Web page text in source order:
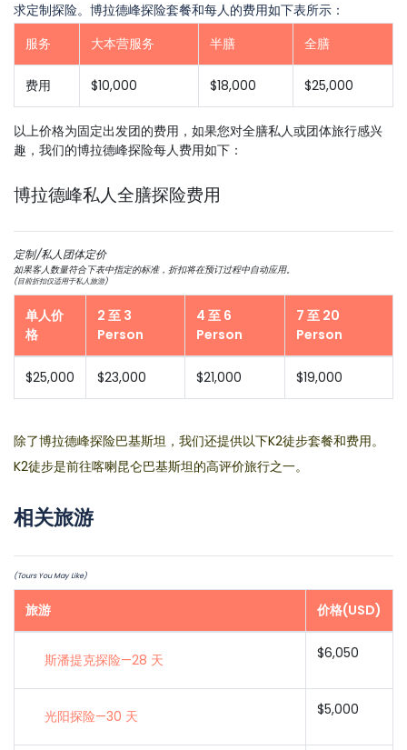
求定制探险。博拉德峰探险套餐和每人的费用如下表所示：
服务
大本营服务 半膳 全膳
费用 $10,000 $18,000 $25,000
以上价格为固定出发团的费用，如果您对全膳私人或团体旅行感兴
趣，我们的博拉德峰探险每人费用如下：
博拉德峰私人全膳探险费用
定制/私人团体定价
如果客人数量符合下表中指定的标准，折扣将在预订过程中自动应用。
(目前折扣仅适用于私人旅游)
单人价
格
2 至 3
Person
4 至 6
Person
7 至 20
Person
$25,000 $23,000 $21,000 $19,000
除了博拉德峰探险巴基斯坦，我们还提供以下K2徒步套餐和费用。
K2徒步是前往喀喇昆仑巴基斯坦的高评价旅行之一。
相关旅游
(Tours You May Like)
旅游 价格(USD)
斯潘提克探险—28 天 $6,050
光阳探险—30 天 $5,000